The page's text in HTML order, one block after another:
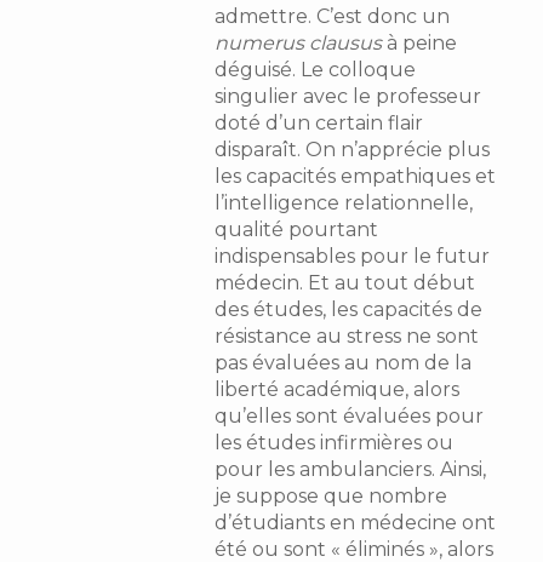
admettre. C’est donc un
numerus claususà peine
déguisé. Le colloque
singulier avec le professeur
doté d’un certain flair
disparaît. On n’apprécie plus
les capacités empathiques et
l’intelligence relationnelle,
qualité pourtant
indispensables pour le futur
médecin. Et au tout début
des études, les capacités de
résistance au stress ne sont
pas évaluées au nom de la
liberté académique, alors
qu’elles sont évaluées pour
les études infirmières ou
pour les ambulanciers. Ainsi,
je suppose que nombre
d’étudiants en médecine ont
été ou sont « éliminés », alors